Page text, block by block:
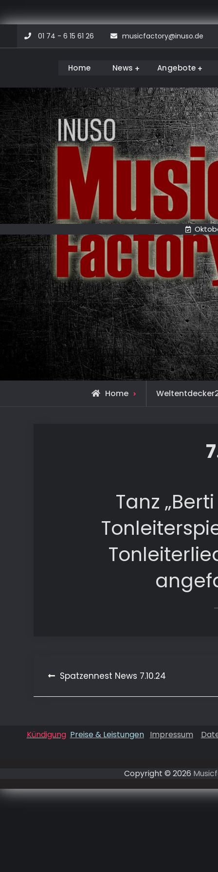
content
01 74 - 6 15 61 26 musicfactory@inuso.de
Musicfactory
Home News Angebote
Home
Tanz
Beitragsnavigation
Spatzennest News 7.10.24
Kündigung Preise & Leistungen Impressum
Copyright © 2026